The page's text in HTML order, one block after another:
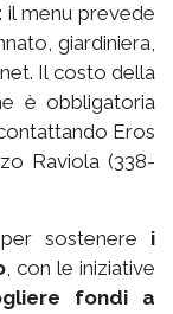
: il menu prevede
giardiniera,
Il costo della
è obbligatoria
Eros
Raviola (338-
sostenere i
, con le iniziative
fondi a